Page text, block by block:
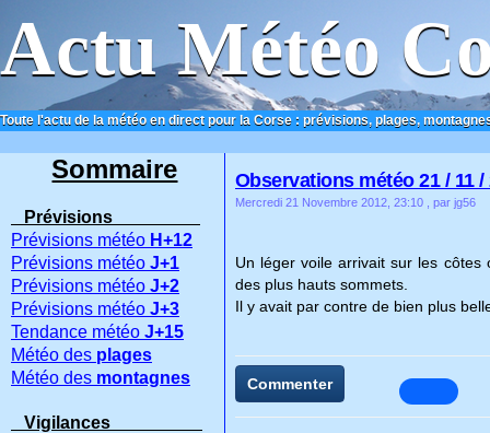
Actu Météo
Toute l'actu de la météo en direct pour la Corse : prévisions, plages,
ACCUEIL CONTACT
Observations météo 21 / 11 /
Mercredi 21 Novembre 2012, 23:10 , par jg56
Un léger voile arrivait sur les
des plus hauts sommets.
Il y avait par contre de bien plus
Commenter
Sommaire
Prévisions
Prévisions météo H+12
Prévisions météo J+1
Prévisions météo J+2
Prévisions météo J+3
Tendance météo J+15
Météo des plages
Météo des montagnes
Vigilances